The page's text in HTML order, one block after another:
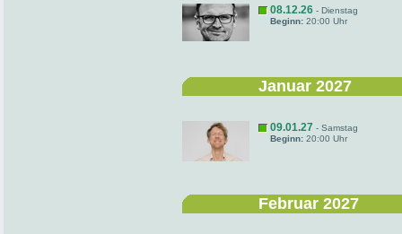
08.12.26 - Dienstag
Beginn: 20:00 Uhr
Januar 2027
09.01.27 - Samstag
Beginn: 20:00 Uhr
Februar 2027